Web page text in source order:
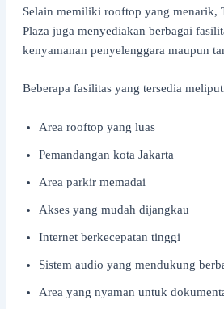
Selain memiliki rooftop yang menarik,
Plaza juga menyediakan berbagai
kenyamanan penyelenggara maupun
Beberapa fasilitas yang tersedia
Area rooftop yang luas
Pemandangan kota Jakarta
Area parkir memadai
Akses yang mudah dijangkau
Internet berkecepatan tinggi
Sistem audio yang mendukung
Area yang nyaman untuk